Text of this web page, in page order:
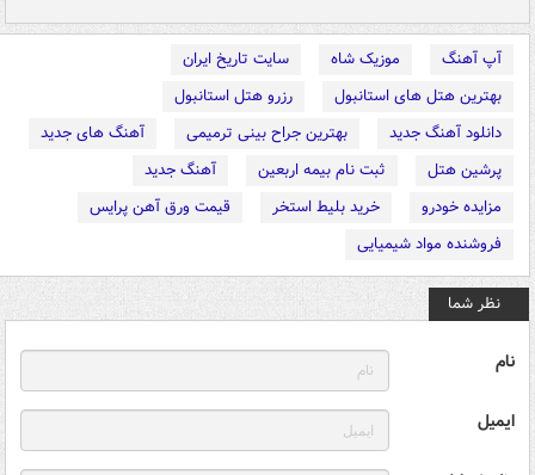
آپ آهنگ موزیک شاه
سایت تاریخ ایران
بهترین هتل های استانبول
رزرو هتل استانبول
دانلود آهنگ جدید
بهترین جراح بینی ترمیمی
آهنگ های جدید
پرشین هتل
ثبت نام بیمه اربعین
آهنگ جدید
مزایده خودرو
خرید بلیط استخر
قیمت ورق آهن پرایس
فروشنده مواد شیمیایی
نظر شما
نام
ایمیل